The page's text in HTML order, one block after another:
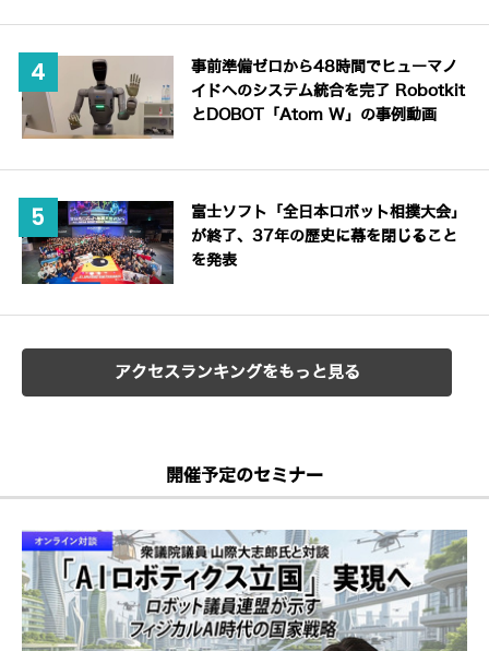
事前準備ゼロから48時間でヒューマノ
イドへのシステム統合を完了 Robotkit
とDOBOT「Atom W」の事例動画
富士ソフト「全日本ロボット相撲大会」
が終了、37年の歴史に幕を閉じること
を発表
アクセスランキングをもっと見る
開催予定のセミナー